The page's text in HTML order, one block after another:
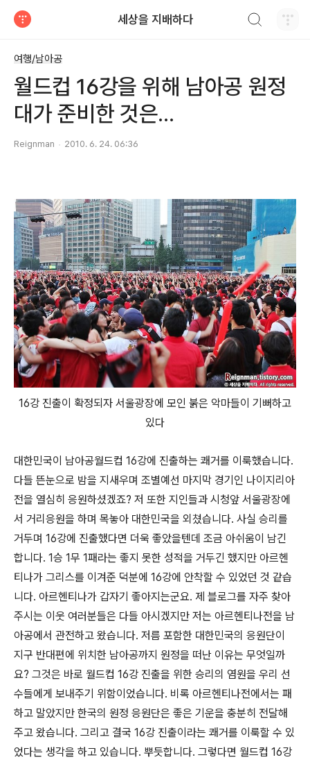
세상을 지배하다
여행/남아공
월드컵 16강을 위해 남아공 원정
대가 준비한 것은...
Reignman 2010. 6. 24. 06:36
16강 진출이 확정되자 서울광장에 모인 붉은 악마들이 기뻐하고
있다
대한민국이 남아공월드컵 16강에 진출하는 쾌거를 이룩했습니다.
다들 뜬눈으로 밤을 지새우며 조별예선 마지막 경기인 나이지리아
전을 열심히 응원하셨겠죠? 저 또한 지인들과 시청앞 서울광장에
서 거리응원을 하며 목놓아 대한민국을 외쳤습니다. 사실 승리를
거두며 16강에 진출했다면 더욱 좋았을텐데 조금 아쉬움이 남긴
합니다. 1승 1무 1패라는 좋지 못한 성적을 거두긴 했지만 아르헨
티나가 그리스를 이겨준 덕분에 16강에 안착할 수 있었던 것 같습
니다. 아르헨티나가 갑자기 좋아지는군요. 제 블로그를 자주 찾아
주시는 이웃 여러분들은 다들 아시겠지만 저는 아르헨티나전을 남
아공에서 관전하고 왔습니다. 저름 포함한 대한민국의 응원단이
지구 반대편에 위치한 남아공까지 원정을 떠난 이유는 무엇일까
요? 그것은 바로 월드컵 16강 진출을 위한 승리의 염원을 우리 선
수들에게 보내주기 위함이었습니다. 비록 아르헨티나전에서는 패
하고 말았지만 한국의 원정 응원단은 좋은 기운을 충분히 전달해
주고 왔습니다. 그리고 결국 16강 진출이라는 쾌거를 이룩할 수 있
었다는 생각을 하고 있습니다. 뿌듯합니다. 그렇다면 월드컵 16강